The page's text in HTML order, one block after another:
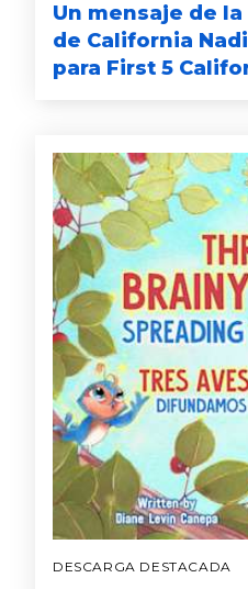
Un mensaje de
de California
para First 5
DESCARGA DESTACADA